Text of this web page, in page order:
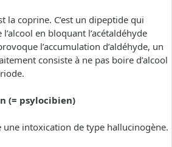
la coprine. C’est un dipeptide qui
en bloquant l’acétaldéhyde
l’accumulation d’aldéhyde, un
consiste à ne pas boire d’alcool
(= psylocibien)
une intoxication de type hallucinogène.